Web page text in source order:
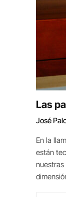
Las
José
En la
están